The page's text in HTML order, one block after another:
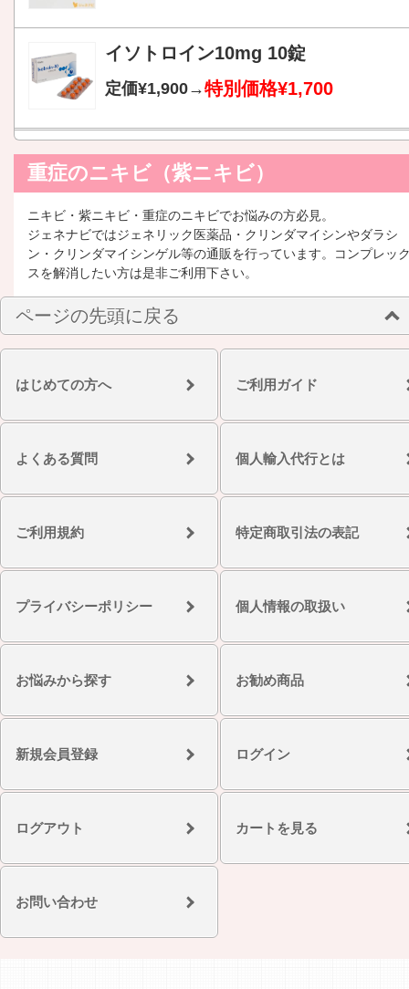
イソトロイン10mg 10錠
定価¥1,900→特別価格¥1,700
重症のニキビ（紫ニキビ）
ニキビ・紫ニキビ・重症のニキビでお悩みの方必見。
ジェネナビではジェネリック医薬品・クリンダマイシンやダラシ
ン・クリンダマイシンゲル等の通販を行っています。コンプレッ
スを解消したい方は是非ご利用下さい。
ページの先頭に戻る
はじめての方へ ご利用ガイド
よくある質問 個人輸入代行とは
ご利用規約 特定商取引法の表記
プライバシーポリシー 個人情報の取扱い
お悩みから探す お勧め商品
新規会員登録 ログイン
ログアウト カートを見る
お問い合わせ